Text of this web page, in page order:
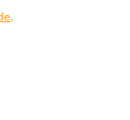
.